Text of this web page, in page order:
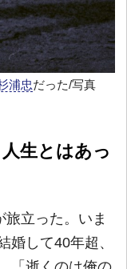
浦忠だった/写真
生とはあっ
立った。いま
婚して40年超、